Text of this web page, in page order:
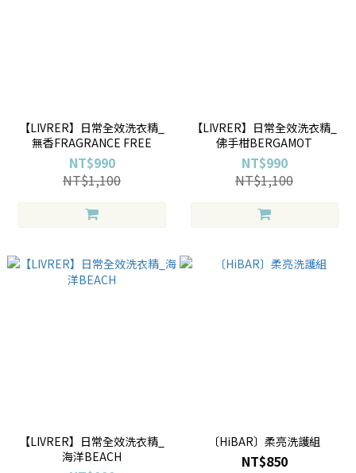
【LIVRER】日常全效洗衣精_
無香FRAGRANCE FREE
NT$990
NT$1,100
【LIVRER】日常全效洗衣精_
佛手柑BERGAMOT
NT$990
NT$1,100
【LIVRER】日常全效洗衣精_
海洋BEACH
〔HiBAR〕柔亮洗護組
NT$850